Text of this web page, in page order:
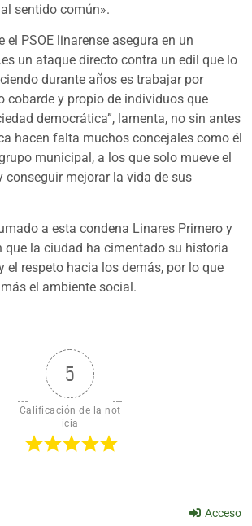
sentido común».
el PSOE linarense asegura en un
un ataque directo contra un edil que lo
durante años es trabajar por
cobarde y propio de individuos que
democrática”, lamenta, no sin antes
hacen falta muchos concejales como él
municipal, a los que solo mueve el
conseguir mejorar la vida de sus
a esta condena Linares Primero y
que la ciudad ha cimentado su historia
el respeto hacia los demás, por lo que
el ambiente social.
5
Calificación de la not
icia
Acceso